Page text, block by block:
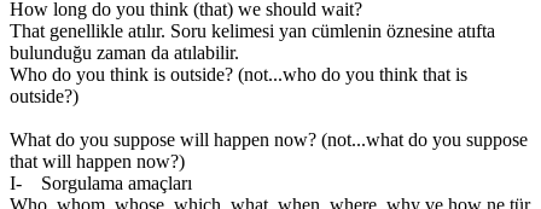
How long do you think (that) we should wait?
That genellikle atılır. Soru kelimesi yan cümlenin öznesine atıfta
bulunduğu zaman da atılabilir.
Who do you think is outside? (not...who do you think that is
outside?)
What do you suppose will happen now? (not...what do you suppose
that will happen now?)
I- Sorgulama amaçları
Who, whom, whose, which, what, when, where, why ve how ne tür